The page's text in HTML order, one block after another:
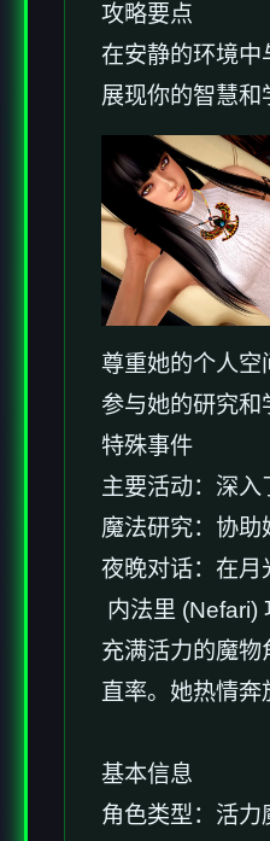
攻略要点
在安静的环境中
展现你的智慧和
尊重她的个人空
参与她的研究和
特殊事件
主要活动：深入
魔法研究：协助
夜晚对话：在月
内法里 (Nefari)
充满活力的魔物
直率。她热情奔
基本信息
角色类型：活力